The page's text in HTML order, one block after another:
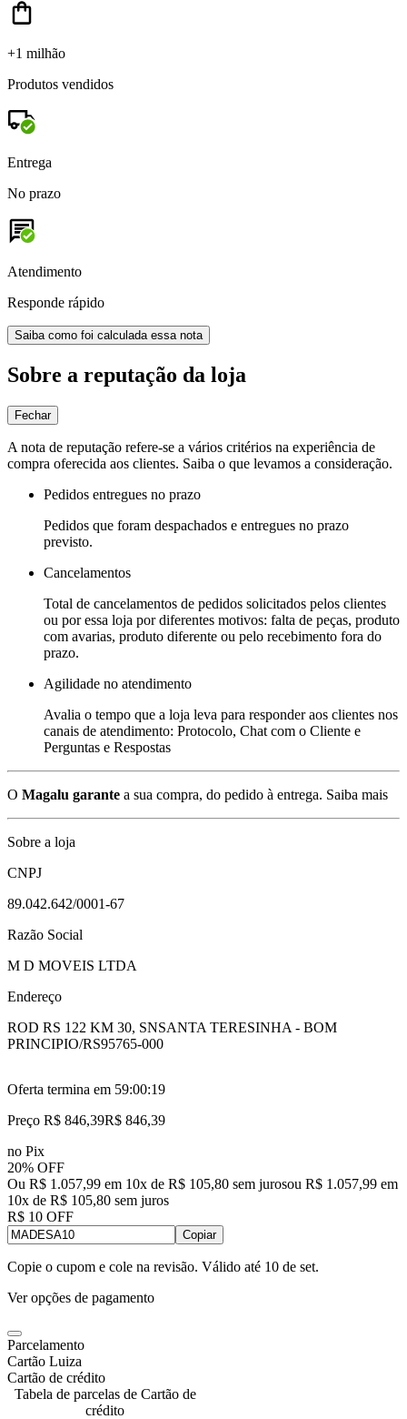
+1 milhão
Produtos vendidos
Entrega
No prazo
Atendimento
Responde rápido
Saiba como foi calculada essa nota
Sobre a reputação da loja
Fechar
A nota de reputação refere-se a vários critérios na experiência de
compra oferecida aos clientes. Saiba o que levamos a consideração.
Pedidos entregues no prazo
Pedidos que foram despachados e entregues no prazo
previsto.
Cancelamentos
Total de cancelamentos de pedidos solicitados pelos clientes
ou por essa loja por diferentes motivos: falta de peças, produto
com avarias, produto diferente ou pelo recebimento fora do
prazo.
Agilidade no atendimento
Avalia o tempo que a loja leva para responder aos clientes nos
canais de atendimento: Protocolo, Chat com o Cliente e
Perguntas e Respostas
O Magalu garante a sua compra, do pedido à entrega. Saiba mais
Sobre a loja
CNPJ
89.042.642/0001-67
Razão Social
M D MOVEIS LTDA
Endereço
ROD RS 122 KM 30, SNSANTA TERESINHA - BOM
PRINCIPIO/RS95765-000
Oferta termina em 59:00:18
Preço R$ 846,39R$ 846,39
no Pix
20% OFF
Ou R$ 1.057,99 em 10x de R$ 105,80 sem jurosou R$ 1.057,99 em
10x de R$ 105,80 sem juros
R$ 10 OFF
Copiar
Copie o cupom e cole na revisão. Válido até 10 de set.
Ver opções de pagamento
Parcelamento
Cartão Luiza
Cartão de crédito
Tabela de parcelas de Cartão de
crédito